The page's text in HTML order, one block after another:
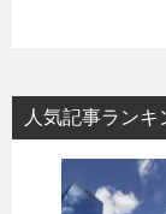
人気記事ランキ